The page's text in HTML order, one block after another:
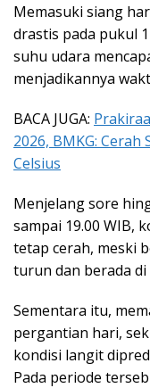
Memasuki siang
drastis pada pukul
suhu udara
menjadikannya
BACA JUGA:
2026, BMKG:
Celsius
Menjelang sore
sampai 19.00 WIB,
tetap cerah, meski
turun dan berada di
Sementara itu,
pergantian hari,
kondisi langit
Pada periode